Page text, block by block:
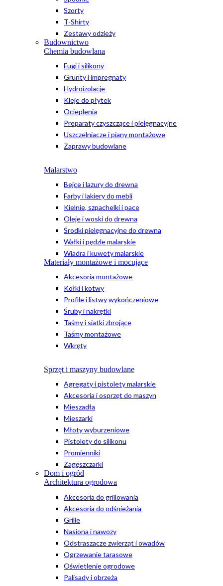
Szorty
T-Shirty
Zestawy odzieży
Budownictwo
Chemia budowlana
Fugi i silikony
Grunty i impregnaty
Hydroizolacje
Kleje do płytek
Ocieplenia
Preparaty czyszczące i pielęgnacyjne
Uszczelniacze i piany montażowe
Zaprawy budowlane
Malarstwo
Bejce i lazury do drewna
Farby i lakiery do mebli
Kielnie, szpachelki i pace
Oleje i woski do drewna
Środki pielęgnacyjne do drewna
Wałki i pędzle malarskie
Wiadra i kuwety malarskie
Materiały montażowe i mocujące
Akcesoria montażowe
Kołki i kotwy
Profile i listwy wykończeniowe
Śruby i nakrętki
Taśmy i siatki zbrojące
Taśmy montażowe
Wkręty
Sprzęt i maszyny budowlane
Agregaty i pistolety malarskie
Akcesoria i osprzęt do maszyn
Mieszadła
Mieszarki
Młoty wyburzeniowe
Pistolety do silikonu
Promienniki
Zagęszczarki
Dom i ogród
Architektura ogrodowa
Akcesoria do grillowania
Akcesoria do odśnieżania
Grille
Nasiona i nawozy
Odstraszacze zwierząt i owadów
Ogrzewanie tarasowe
Oświetlenie ogrodowe
Palisady i obrzeża